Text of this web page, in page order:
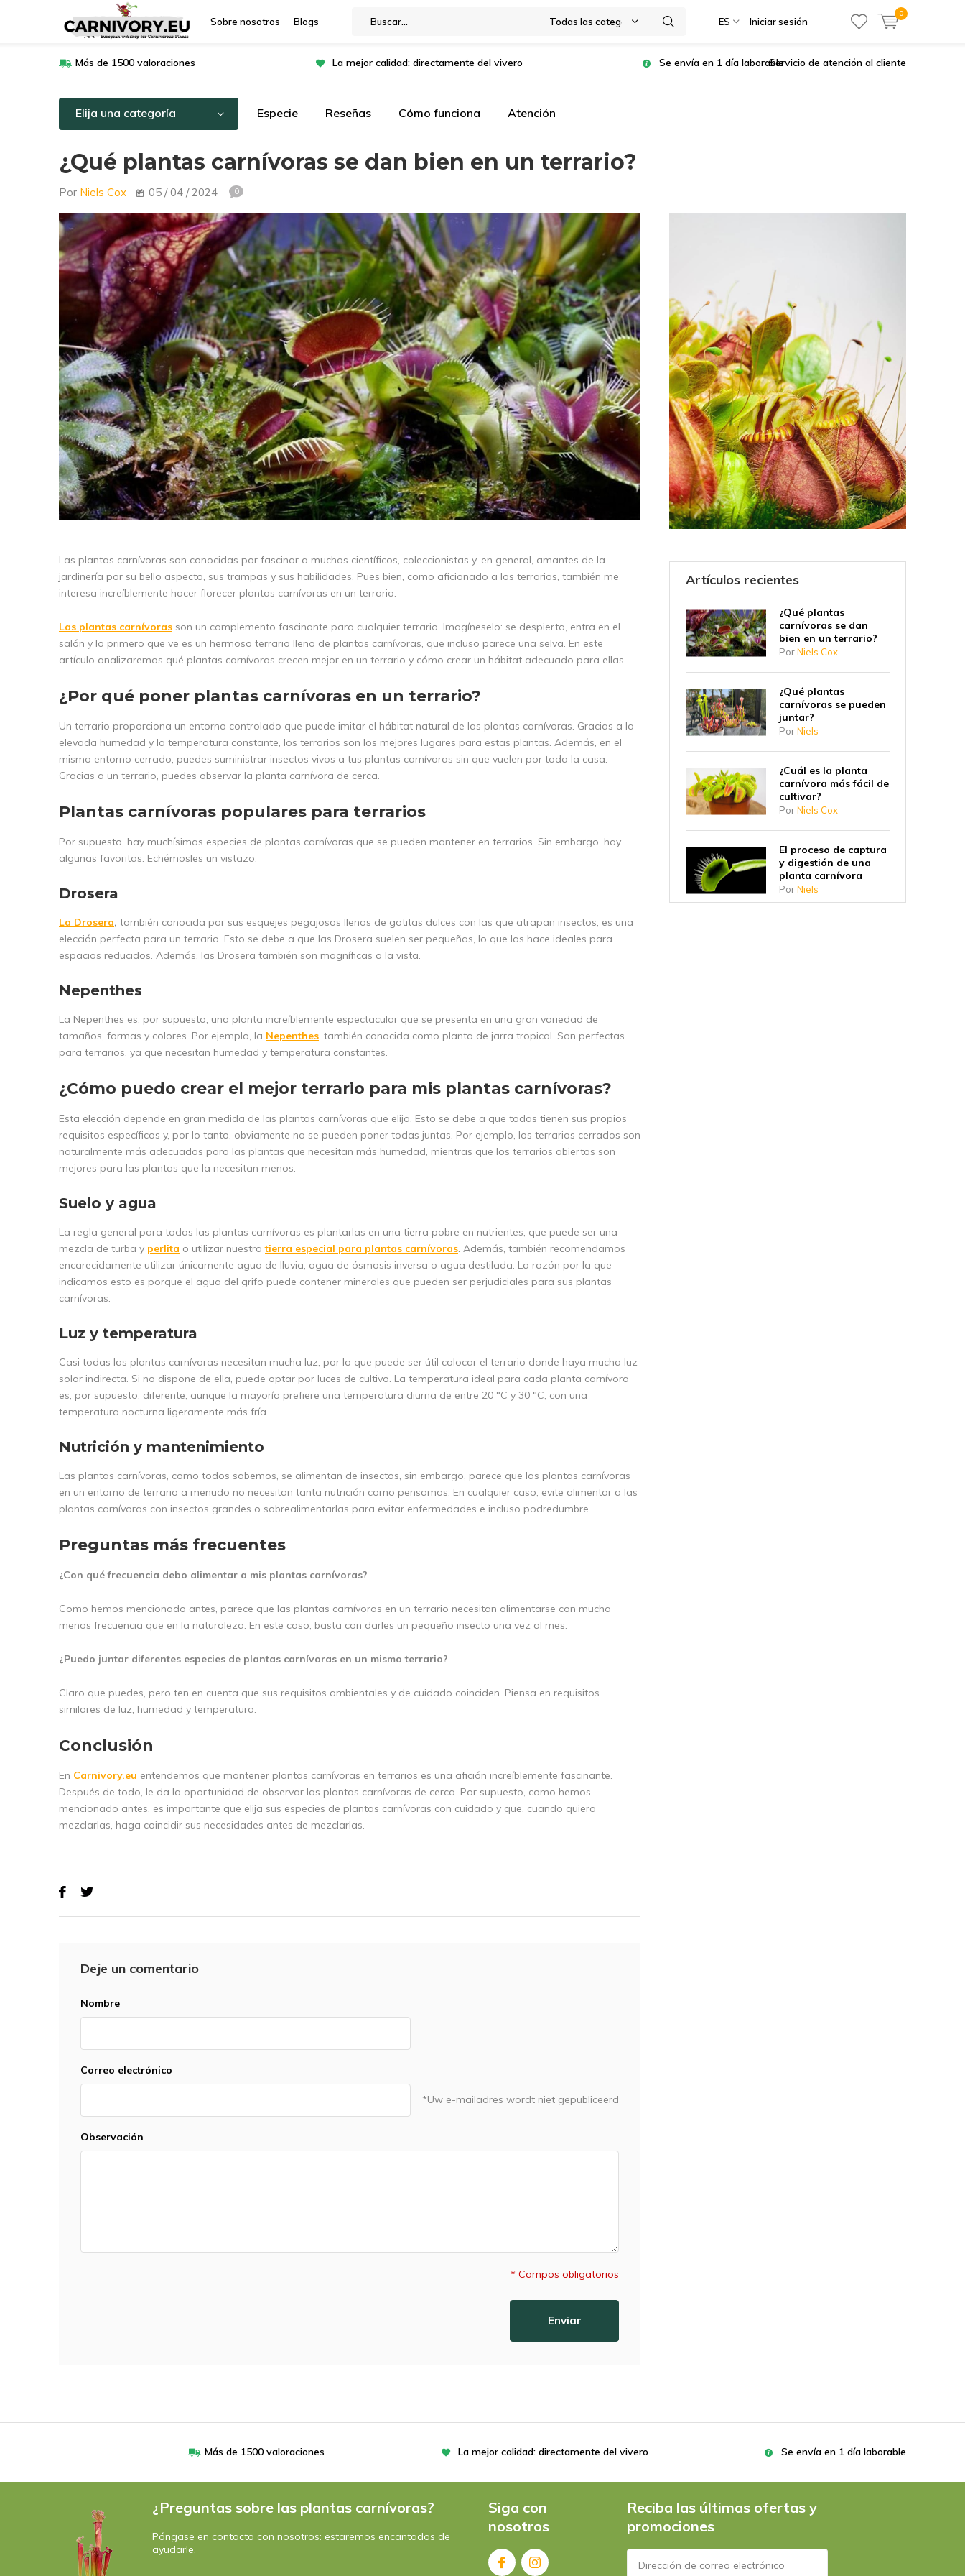
Sobre nosotros Blogs Todas las categorías ES Iniciar sesión
0
Más de 1500 valoraciones La mejor calidad: directamente del vivero Se envía en 1 día laborableServicio de atención al cliente
Elija una categoría Especie Reseñas Cómo funciona Atención
¿Qué plantas carnívoras se dan bien en un terrario?
Por Niels Cox 05 / 04 / 2024 0
Las plantas carnívoras son conocidas por fascinar a muchos científicos, coleccionistas y, en general, amantes de la
jardinería por su bello aspecto, sus trampas y sus habilidades. Pues bien, como aficionado a los terrarios, también me
interesa increíblemente hacer florecer plantas carnívoras en un terrario.
Las plantas carnívoras son un complemento fascinante para cualquier terrario. Imagíneselo: se despierta, entra en el
salón y lo primero que ve es un hermoso terrario lleno de plantas carnívoras, que incluso parece una selva. En este
artículo analizaremos qué plantas carnívoras crecen mejor en un terrario y cómo crear un hábitat adecuado para ellas.
¿Por qué poner plantas carnívoras en un terrario?
Un terrario proporciona un entorno controlado que puede imitar el hábitat natural de las plantas carnívoras. Gracias a la
elevada humedad y la temperatura constante, los terrarios son los mejores lugares para estas plantas. Además, en el
mismo entorno cerrado, puedes suministrar insectos vivos a tus plantas carnívoras sin que vuelen por toda la casa.
Gracias a un terrario, puedes observar la planta carnívora de cerca.
Plantas carnívoras populares para terrarios
Por supuesto, hay muchísimas especies de plantas carnívoras que se pueden mantener en terrarios. Sin embargo, hay
algunas favoritas. Echémosles un vistazo.
Drosera
La Drosera, también conocida por sus esquejes pegajosos llenos de gotitas dulces con las que atrapan insectos, es una
elección perfecta para un terrario. Esto se debe a que las Drosera suelen ser pequeñas, lo que las hace ideales para
espacios reducidos. Además, las Drosera también son magníficas a la vista.
Nepenthes
La Nepenthes es, por supuesto, una planta increíblemente espectacular que se presenta en una gran variedad de
tamaños, formas y colores. Por ejemplo, la Nepenthes, también conocida como planta de jarra tropical. Son perfectas
para terrarios, ya que necesitan humedad y temperatura constantes.
¿Cómo puedo crear el mejor terrario para mis plantas carnívoras?
Esta elección depende en gran medida de las plantas carnívoras que elija. Esto se debe a que todas tienen sus propios
requisitos específicos y, por lo tanto, obviamente no se pueden poner todas juntas. Por ejemplo, los terrarios cerrados son
naturalmente más adecuados para las plantas que necesitan más humedad, mientras que los terrarios abiertos son
mejores para las plantas que la necesitan menos.
Suelo y agua
La regla general para todas las plantas carnívoras es plantarlas en una tierra pobre en nutrientes, que puede ser una
mezcla de turba y perlita o utilizar nuestratierra especial para plantas carnívoras. Además, también recomendamos
encarecidamente utilizar únicamente agua de lluvia, agua de ósmosis inversa o agua destilada. La razón por la que
indicamos esto es porque el agua del grifo puede contener minerales que pueden ser perjudiciales para sus plantas
carnívoras.
Luz y temperatura
Casi todas las plantas carnívoras necesitan mucha luz, por lo que puede ser útil colocar el terrario donde haya mucha luz
solar indirecta. Si no dispone de ella, puede optar por luces de cultivo. La temperatura ideal para cada planta carnívora
es, por supuesto, diferente, aunque la mayoría prefiere una temperatura diurna de entre 20 °C y 30 °C, con una
temperatura nocturna ligeramente más fría.
Nutrición y mantenimiento
Las plantas carnívoras, como todos sabemos, se alimentan de insectos, sin embargo, parece que las plantas carnívoras
en un entorno de terrario a menudo no necesitan tanta nutrición como pensamos. En cualquier caso, evite alimentar a las
plantas carnívoras con insectos grandes o sobrealimentarlas para evitar enfermedades e incluso podredumbre.
Preguntas más frecuentes
¿Con qué frecuencia debo alimentar a mis plantas carnívoras?
Como hemos mencionado antes, parece que las plantas carnívoras en un terrario necesitan alimentarse con mucha
menos frecuencia que en la naturaleza. En este caso, basta con darles un pequeño insecto una vez al mes.
¿Puedo juntar diferentes especies de plantas carnívoras en un mismo terrario?
Claro que puedes, pero ten en cuenta que sus requisitos ambientales y de cuidado coinciden. Piensa en requisitos
similares de luz, humedad y temperatura.
Conclusión
En Carnivory.eu entendemos que mantener plantas carnívoras en terrarios es una afición increíblemente fascinante.
Después de todo, le da la oportunidad de observar las plantas carnívoras de cerca. Por supuesto, como hemos
mencionado antes, es importante que elija sus especies de plantas carnívoras con cuidado y que, cuando quiera
mezclarlas, haga coincidir sus necesidades antes de mezclarlas.
Deje un comentario
Nombre
Correo electrónico
*Uw e-mailadres wordt niet gepubliceerd
Observación
* Campos obligatorios
Enviar
Artículos recientes
¿Qué plantas
carnívoras se dan
bien en un terrario?
PorNiels Cox
¿Qué plantas
carnívoras se pueden
juntar?
PorNiels
¿Cuál es la planta
carnívora más fácil de
cultivar?
PorNiels Cox
El proceso de captura
y digestión de una
planta carnívora
PorNiels
Más de 1500 valoraciones La mejor calidad: directamente del vivero Se envía en 1 día laborable
¿Preguntas sobre las plantas carnívoras?
Póngase en contacto con nosotros: estaremos encantados de
ayudarle.
Siga con
nosotros
Reciba las últimas ofertas y
promociones